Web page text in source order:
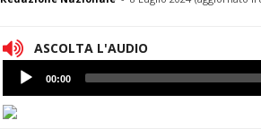
ASCOLTA L'AUDIO
Lettore
Audio
00:00